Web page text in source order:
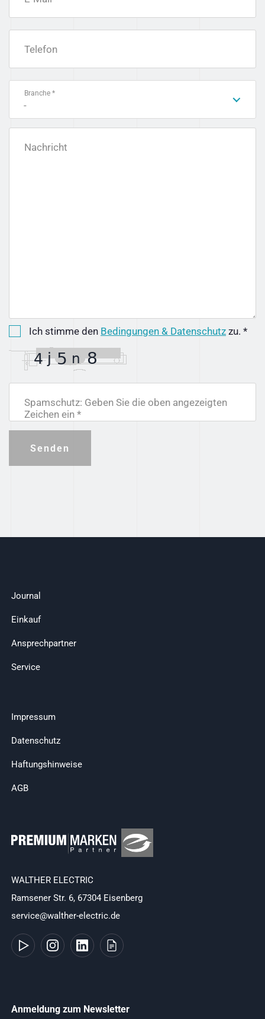
Telefon
Branche *
-
Nachricht
Ich stimme den Bedingungen & Datenschutz zu. *
Spamschutz: Geben Sie die oben angezeigten
Zeichen ein *
Senden
Journal
Einkauf
Ansprechpartner
Service
Impressum
Datenschutz
Haftungshinweise
AGB
WALTHER ELECTRIC
Ramsener Str. 6, 67304 Eisenberg
service@walther-electric.de
Anmeldung zum Newsletter